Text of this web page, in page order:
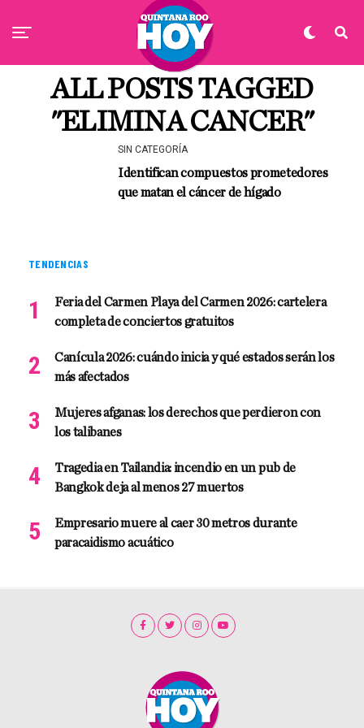
ALL POSTS TAGGED
"ELIMINA CANCER"
SIN CATEGORÍA
Identifican compuestos prometedores
que matan el cáncer de hígado
TENDENCIAS
Feria del Carmen Playa del Carmen 2026: cartelera
completa de conciertos gratuitos
Canícula 2026: cuándo inicia y qué estados serán los
más afectados
Mujeres afganas: los derechos que perdieron con
los talibanes
Tragedia en Tailandia: incendio en un pub de
Bangkok deja al menos 27 muertos
Empresario muere al caer 30 metros durante
paracaidismo acuático